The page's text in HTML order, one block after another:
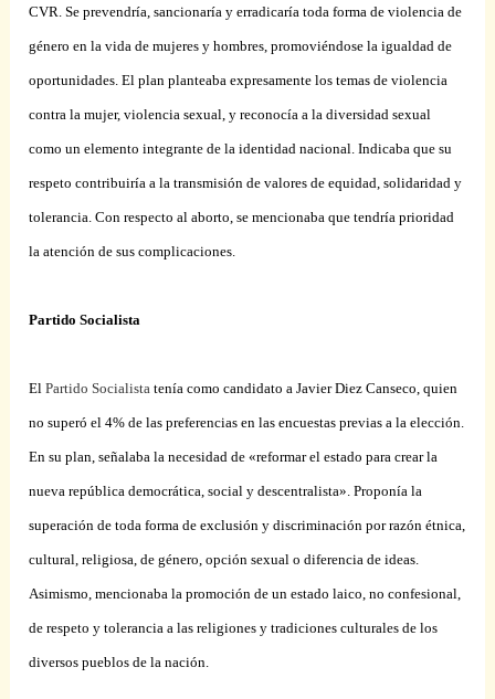
CVR. Se prevendría, sancionaría y erradicaría toda forma de violencia de
género en la vida de mujeres y hombres, promoviéndose la igualdad de
oportunidades. El plan planteaba expresamente los temas de violencia
contra la mujer, violencia sexual, y reconocía a la diversidad sexual
como un elemento integrante de la identidad nacional. Indicaba que su
respeto contribuiría a la transmisión de valores de equidad, solidaridad y
tolerancia. Con respecto al aborto, se mencionaba que tendría prioridad
la atención de sus complicaciones.
Partido Socialista
ElPartido Socialista tenía como candidato a Javier Diez Canseco, quien
no superó el 4% de las preferencias en las encuestas previas a la elección.
En su plan, señalaba la necesidad de «reformar el estado para crear la
nueva república democrática, social y descentralista». Proponía la
superación de toda forma de exclusión y discriminación por razón étnica,
cultural, religiosa, de género, opción sexual o diferencia de ideas.
Asimismo, mencionaba la promoción de un estado laico, no confesional,
de respeto y tolerancia a las religiones y tradiciones culturales de los
diversos pueblos de la nación.